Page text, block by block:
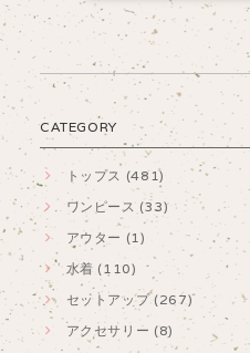
CATEGORY
トップス (481)
ワンピース (33)
アウター (1)
水着 (110)
セットアップ (267)
アクセサリー (8)